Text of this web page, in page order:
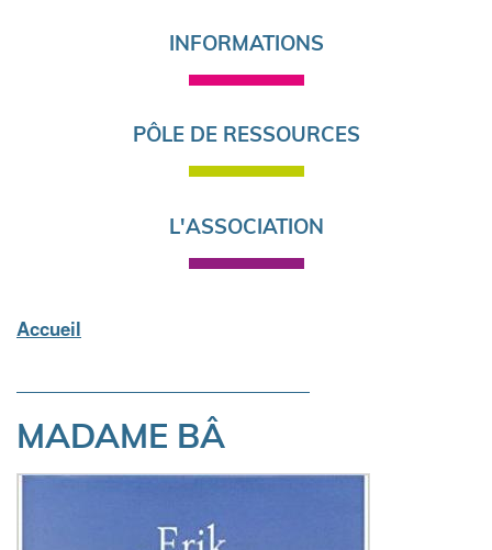
INFORMATIONS
PÔLE DE RESSOURCES
L'ASSOCIATION
Accueil
MADAME BÂ